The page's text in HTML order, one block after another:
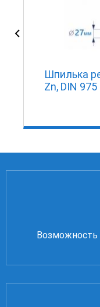
Шпилька
Zn, DIN 975
Возможность